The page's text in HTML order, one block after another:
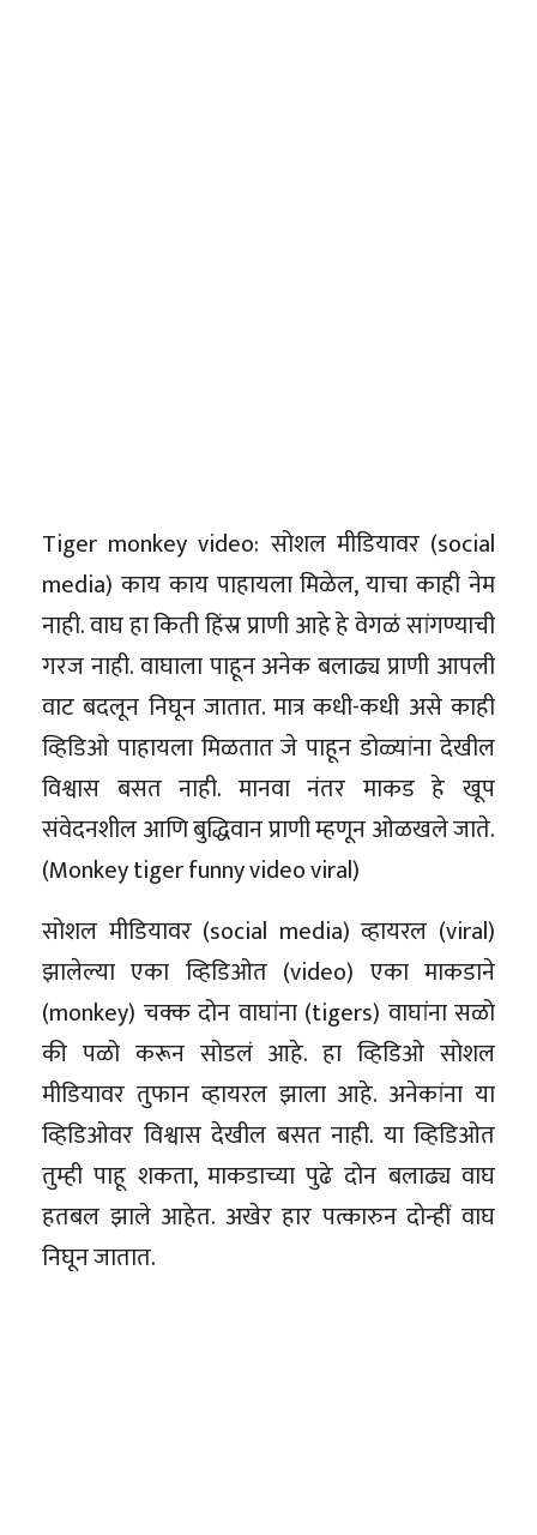
Tiger monkey video: सोशल मीडियावर (social
media) काय काय पाहायला मिळेल, याचा काही नेम
नाही. वाघ हा किती हिंस्र प्राणी आहे हे वेगळं सांगण्याची
गरज नाही. वाघाला पाहून अनेक बलाढ्य प्राणी आपली
वाट बदलून निघून जातात. मात्र कधी-कधी असे काही
व्हिडिओ पाहायला मिळतात जे पाहून डोळ्यांना देखील
विश्वास बसत नाही. मानवा नंतर माकड हे खूप
संवेदनशील आणि बुद्धिवान प्राणी म्हणून ओळखले जाते.
(Monkey tiger funny video viral)
सोशल मीडियावर (social media) व्हायरल (viral)
झालेल्या एका व्हिडिओत (video) एका माकडाने
(monkey) चक्क दोन वाघांना (tigers) वाघांना सळो
की पळो करून सोडलं आहे. हा व्हिडिओ सोशल
मीडियावर तुफान व्हायरल झाला आहे. अनेकांना या
व्हिडिओवर विश्वास देखील बसत नाही. या व्हिडिओत
तुम्ही पाहू शकता, माकडाच्या पुढे दोन बलाढ्य वाघ
हतबल झाले आहेत. अखेर हार पत्कारुन दोन्हीं वाघ
निघून जातात.